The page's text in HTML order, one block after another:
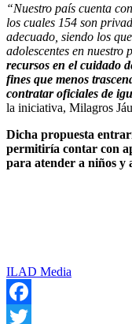
“Nuestro país cuenta
los cuales 154 son
adecuado, siendo los
adolescentes en nuestro
recursos en el cuidado
fines que menos
contratar oficiales de
la iniciativa, Milagros
Dicha propuesta entrar
permitiría contar con
para atender a niños y
ILAD Media
Facebook